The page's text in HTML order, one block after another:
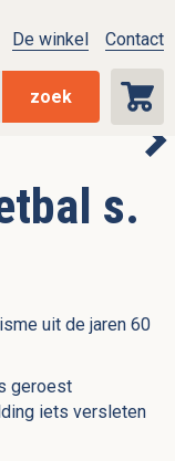
zoek
De winkel Contact
s.
uit de jaren 60
geroest
iets versleten